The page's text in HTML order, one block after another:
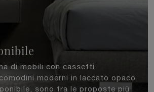
di mobili con cassetti
moderni in laccato opaco,
sono tra le proposte più